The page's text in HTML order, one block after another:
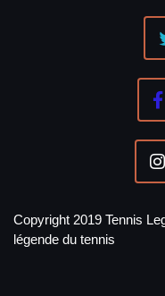
Copyright 2019 Tennis
légende du tennis